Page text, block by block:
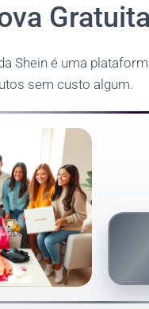
Gratuita
Shein é uma
sem custo algum.